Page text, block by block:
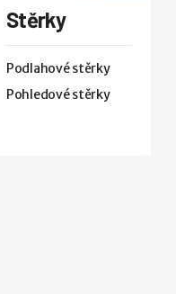
Stěrky
Podlahové stěrky
Pohledové stěrky